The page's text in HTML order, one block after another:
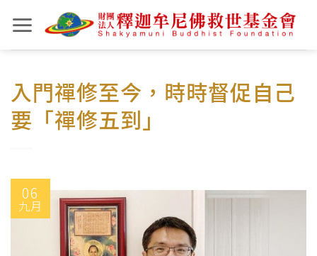
to
content
入門禪修至今，時時督促自己
要「禪修五到」
06
九月